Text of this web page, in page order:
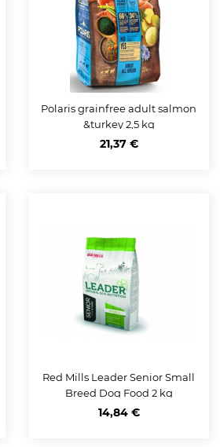
Polaris grainfree adult salmon
&turkey 2,5 kg
21,37 €
Red Mills Leader Senior Small
Breed Dog Food 2 kg
14,84 €